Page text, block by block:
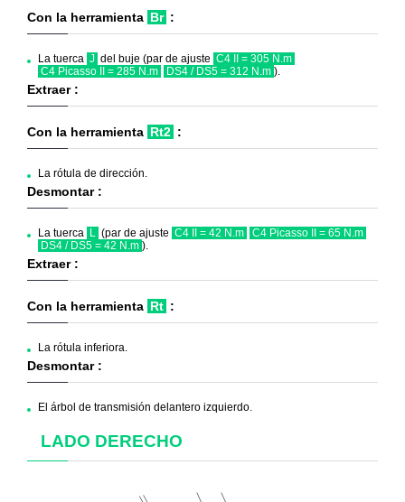
Con la herramienta Br :
La tuerca J del buje (par de ajuste C4 II = 305 N.m
C4 Picasso II = 285 N.m
DS4 / DS5 = 312 N.m ).
Extraer :
Con la herramienta Rt2 :
La rótula de dirección.
Desmontar :
La tuerca L (par de ajuste C4 II = 42 N.m
C4 Picasso II = 65 N.m
DS4 / DS5 = 42 N.m ).
Extraer :
Con la herramienta Rt :
La rótula inferiora.
Desmontar :
El árbol de transmisión delantero izquierdo.
LADO DERECHO